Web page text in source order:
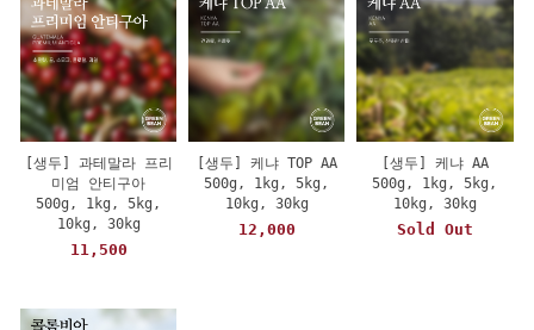
[생두] 과테말라 프리
미엄 안티구아
500g, 1kg, 5kg,
10kg, 30kg
11,500
[생두] 케냐 TOP AA
500g, 1kg, 5kg,
10kg, 30kg
12,000
[생두] 케냐 AA
500g, 1kg, 5kg,
10kg, 30kg
Sold Out